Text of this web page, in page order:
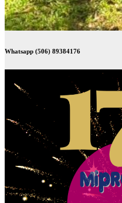
Whatsapp (506) 89384176